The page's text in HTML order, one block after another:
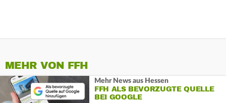
MEHR VON FFH
Mehr News aus Hessen
FFH ALS BEVORZUGTE QUELLE
BEI GOOGLE